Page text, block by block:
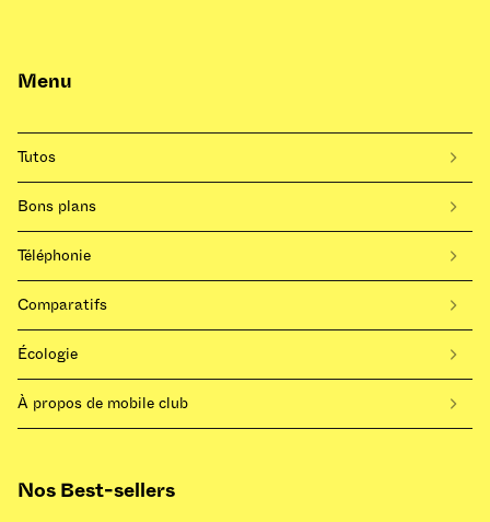
Menu
Tutos
Bons plans
Téléphonie
Comparatifs
Écologie
À propos de mobile club
Nos Best-sellers